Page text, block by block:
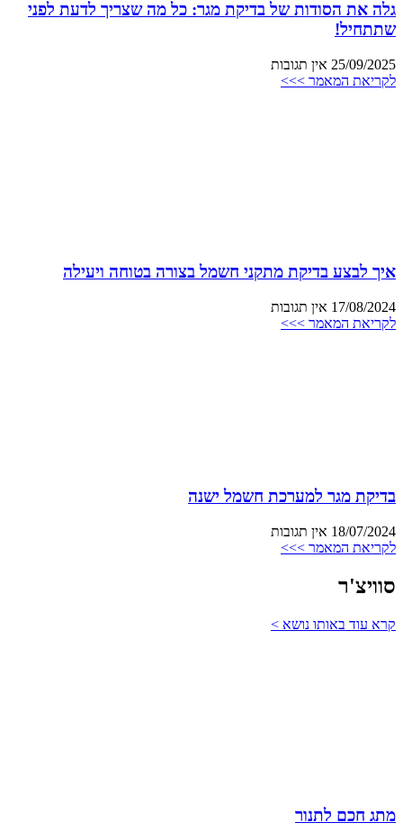
גלה את הסודות של בדיקת מגר: כל מה שצריך לדעת לפני
שתתחיל!
25/09/2025 אין תגובות
לקריאת המאמר >>>
איך לבצע בדיקת מתקני חשמל בצורה בטוחה ויעילה
17/08/2024 אין תגובות
לקריאת המאמר >>>
בדיקת מגר למערכת חשמל ישנה
18/07/2024 אין תגובות
לקריאת המאמר >>>
סוויצ'ר
קרא עוד באותו נושא >
מתג חכם לתנור